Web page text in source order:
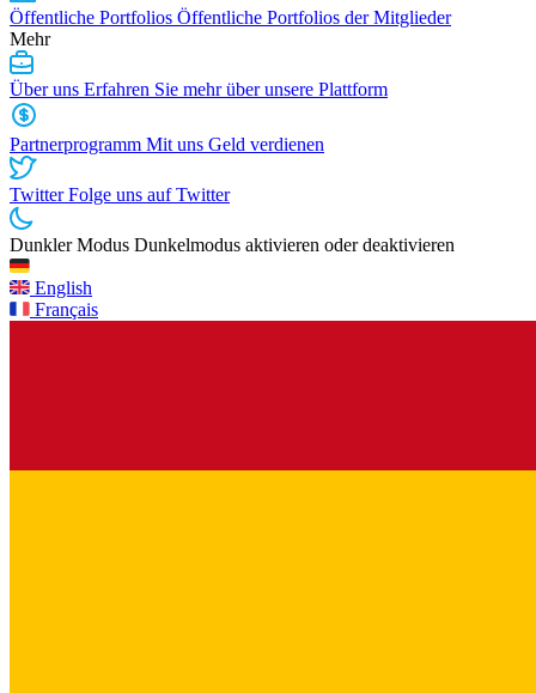
Öffentliche Portfolios Öffentliche Portfolios der Mitglieder
Mehr
Über uns Erfahren Sie mehr über unsere Plattform
Partnerprogramm Mit uns Geld verdienen
TwitterFolge uns auf Twitter
Dunkler Modus Dunkelmodus aktivieren oder deaktivieren
English
Français